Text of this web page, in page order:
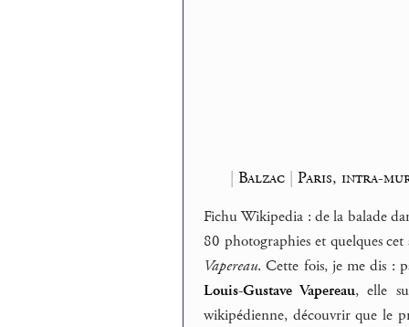
| Balzac| Paris, intra-
Fichu Wikipedia : de la balade
80 photographies et quelques
Vapereau. Cette fois, je me dis :
Louis-Gustave Vapereau, elle
wikipédienne, découvrir que le